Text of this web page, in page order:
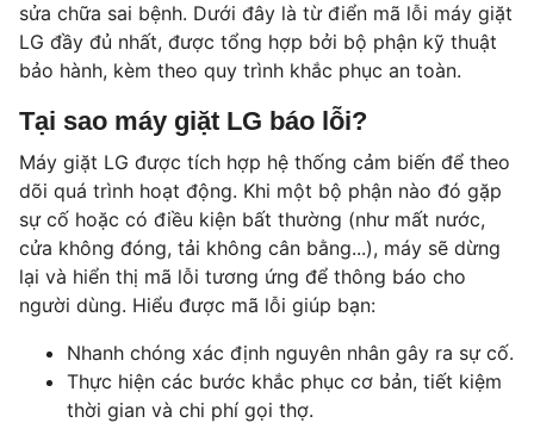
sửa chữa sai bệnh. Dưới đây là từ điển mã lỗi máy giặt
LG đầy đủ nhất, được tổng hợp bởi bộ phận kỹ thuật
bảo hành, kèm theo quy trình khắc phục an toàn.
Tại sao máy giặt LG báo lỗi?
Máy giặt LG được tích hợp hệ thống cảm biến để theo
dõi quá trình hoạt động. Khi một bộ phận nào đó gặp
sự cố hoặc có điều kiện bất thường (như mất nước,
cửa không đóng, tải không cân bằng...), máy sẽ dừng
lại và hiển thị mã lỗi tương ứng để thông báo cho
người dùng. Hiểu được mã lỗi giúp bạn:
Nhanh chóng xác định nguyên nhân gây ra sự cố.
Thực hiện các bước khắc phục cơ bản, tiết kiệm
thời gian và chi phí gọi thợ.